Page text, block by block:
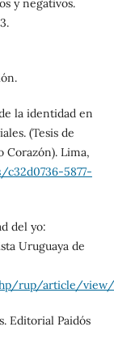
y negativos.
la identidad en
(Tesis de
Corazón). Lima,
5877-
del yo:
Uruguaya de
rup/article/
Editorial Paidós